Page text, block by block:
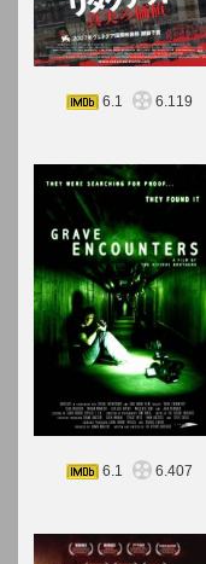
6.1
6.119
6.1
6.407